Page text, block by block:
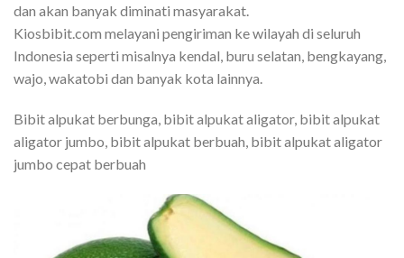
dan akan banyak diminati masyarakat.
Kiosbibit.com melayani pengiriman ke wilayah di seluruh
Indonesia seperti misalnya kendal, buru selatan, bengkayang,
wajo, wakatobi dan banyak kota lainnya.
Bibit alpukat berbunga, bibit alpukat aligator, bibit alpukat
aligator jumbo, bibit alpukat berbuah, bibit alpukat aligator
jumbo cepat berbuah